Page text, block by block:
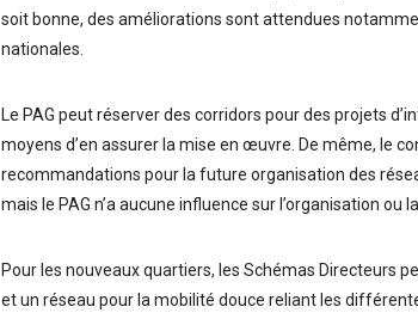
soit bonne, des améliorations sont attendues
nationales.
Le PAG peut réserver des corridors pour des projets
moyens d’en assurer la mise en œuvre. De même, le
recommandations pour la future organisation des
mais le PAG n’a aucune influence sur l’organisation ou
Pour les nouveaux quartiers, les Schémas Directeurs
et un réseau pour la mobilité douce reliant les